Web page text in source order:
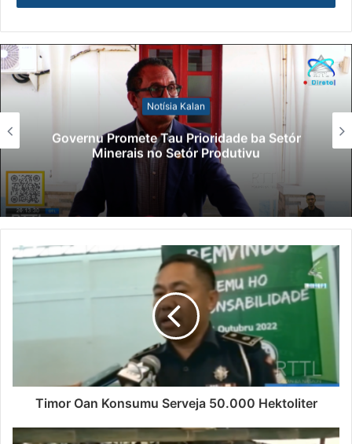
Notísia Kalan
Governu Promete Tau Prioridade ba Setór
Minerais no Setór Produtivu
Timor Oan Konsumu Serveja 50.000 Hektoliter